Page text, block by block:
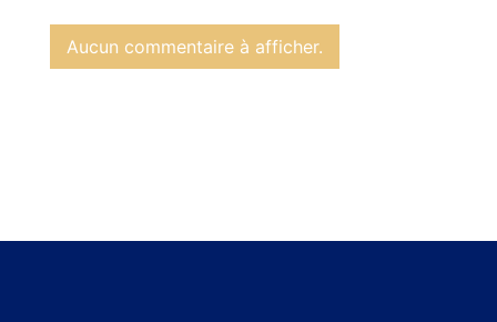
Aucun commentaire à afficher.